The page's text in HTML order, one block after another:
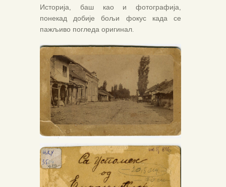
Историја, баш као и фотографија,
понекад добије бољи фокус када се
пажљиво погледа оригинал.